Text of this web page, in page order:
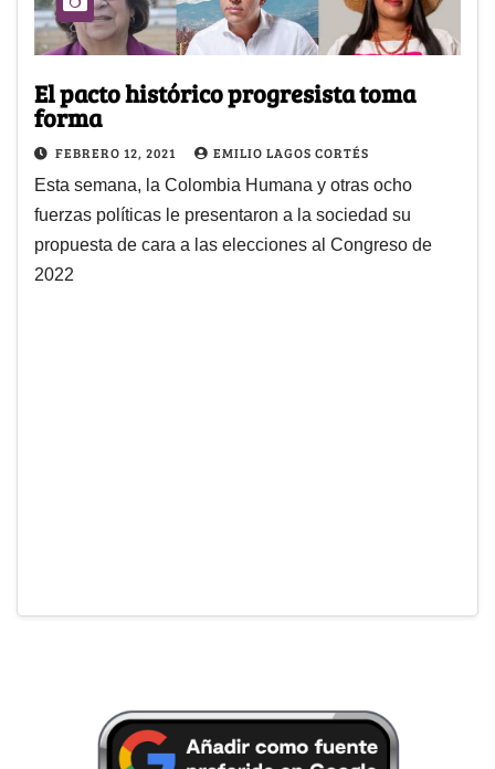
El pacto histórico progresista toma
forma
FEBRERO 12, 2021 EMILIO LAGOS CORTÉS
Esta semana, la Colombia Humana y otras ocho
fuerzas políticas le presentaron a la sociedad su
propuesta de cara a las elecciones al Congreso de
2022